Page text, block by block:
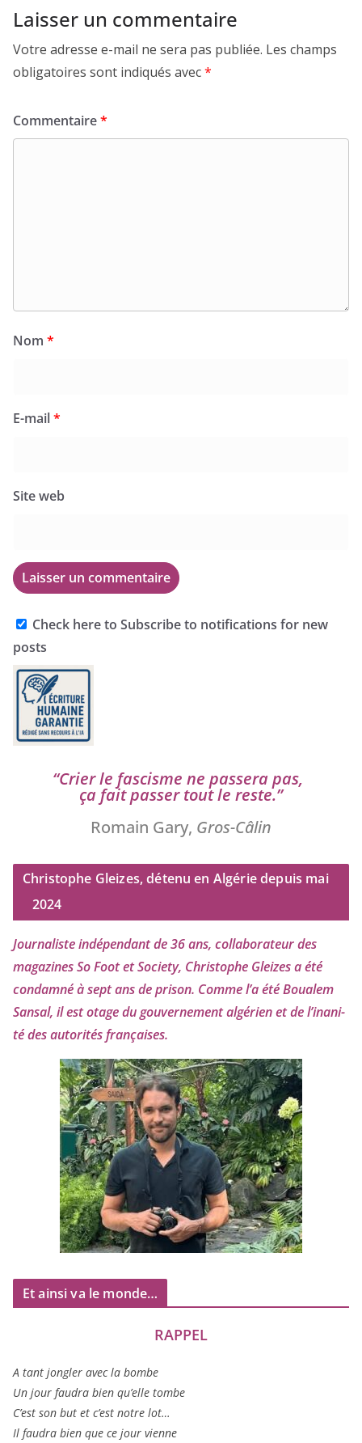
Laisser un commentaire
Votre adresse e-mail ne sera pas publiée. Les champs
obligatoires sont indiqués avec*
Commentaire*
Nom *
E-mail*
Site web
Check here to Subscribe to notifications for new
posts
“Crier le fas­cisme ne pas­se­ra pas,
ça fait pas­ser tout le reste.”
Romain Gary, Gros-Câlin
Christophe Gleizes, détenu en Algérie depuis mai
2024
Journaliste indé­pen­dant de36ans, col­la­bo­ra­teur des
maga­zines So Foot et Society, Christophe Gleizesa été
condam­né à sept ans de pri­son. Comme l’a été Boualem
Sansal, il est otage du gou­ver­ne­ment algé­rien et de l’i­na­ni­
té des auto­ri­tés françaises.
Et ainsi va le monde…
RAPPEL
A tant jon­gler avec la bombe
Un jour fau­dra bien qu’elle tombe
C’est son but et c’est notre lot…
Il fau­dra bien que ce jour vienne